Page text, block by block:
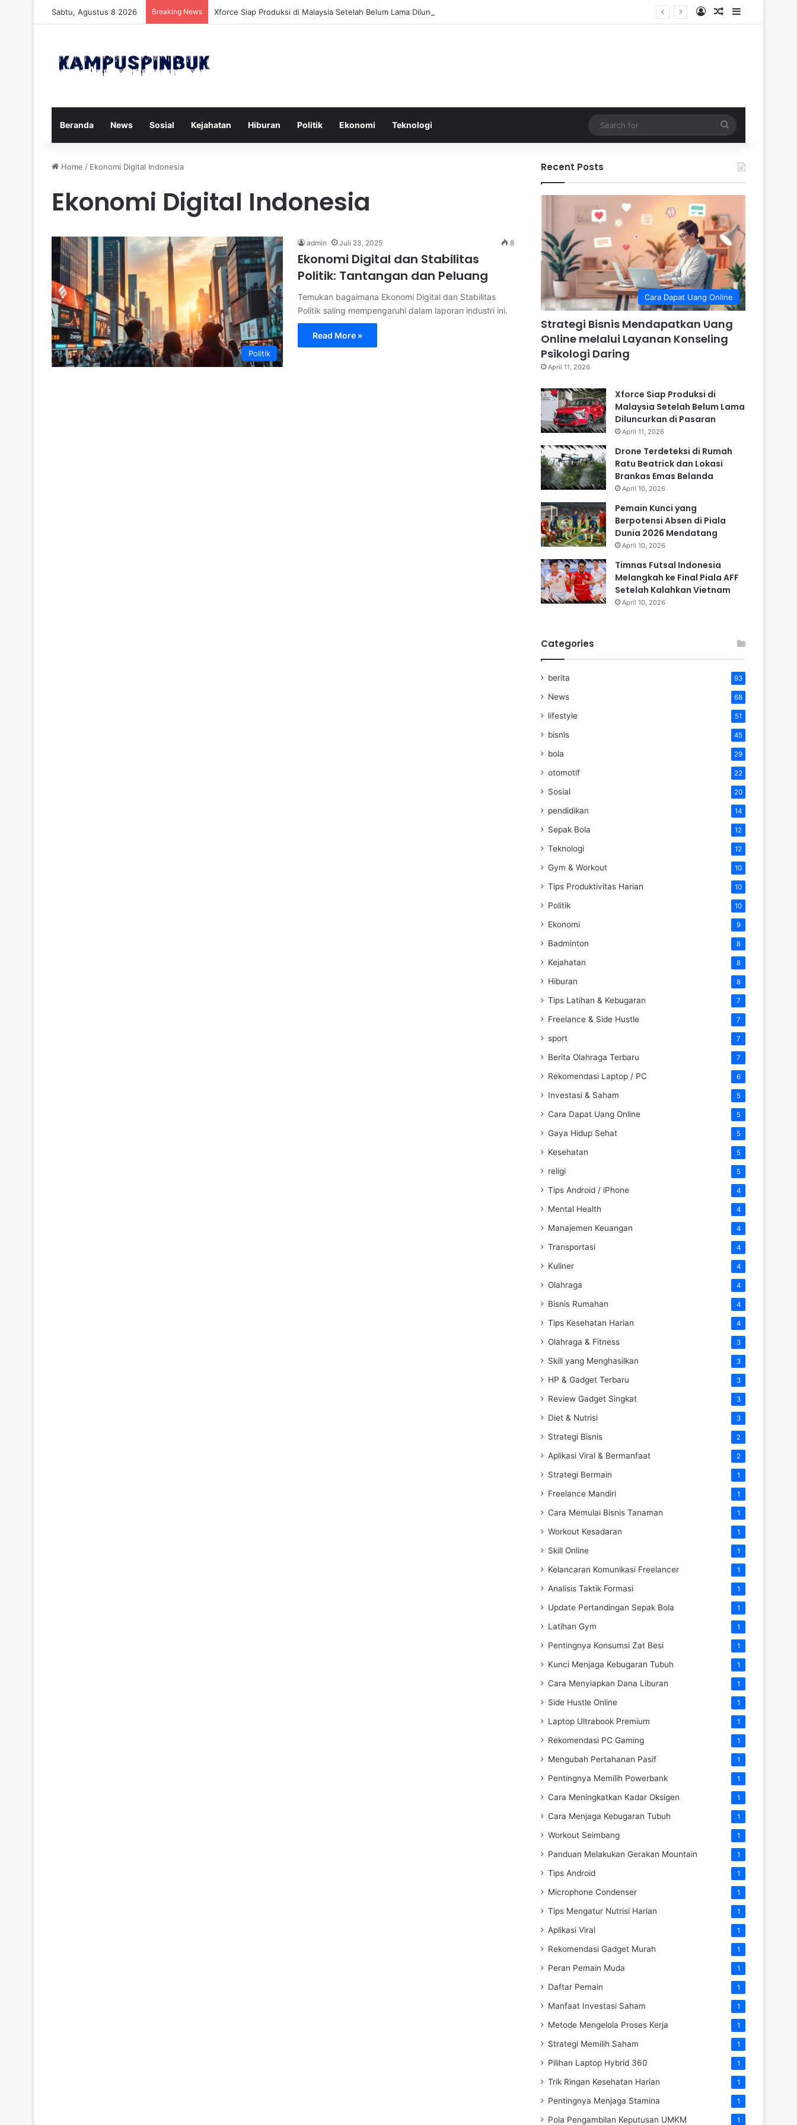
Sabtu, Agustus 8 2026 Breaking News Xforce Siap Produksi di Malaysia Setelah Belum Lama Diluncurkan di Pasaran Log InRandom Article
Sidebar
Beranda News Sosial Kejahatan Hiburan Politik Ekonomi Teknologi
for
Home / Ekonomi Digital Indonesia
Ekonomi Digital Indonesia
Politik
admin Juli 23, 2025 8
Ekonomi Digital dan Stabilitas
Politik: Tantangan dan Peluang
Temukan bagaimana Ekonomi Digital dan Stabilitas
Politik saling mempengaruhi dalam laporan industri ini.
Read More »
Recent Posts
Cara Dapat Uang Online
Strategi Bisnis Mendapatkan Uang
Online melalui Layanan Konseling
Psikologi Daring
April 11, 2026
Xforce Siap Produksi di
Malaysia Setelah Belum Lama
Diluncurkan di Pasaran
April 11, 2026
Drone Terdeteksi di Rumah
Ratu Beatrick dan Lokasi
Brankas Emas Belanda
April 10, 2026
Pemain Kunci yang
Berpotensi Absen di Piala
Dunia 2026 Mendatang
April 10, 2026
Timnas Futsal Indonesia
Melangkah ke Final Piala AFF
Setelah Kalahkan Vietnam
April 10, 2026
Categories
berita 93
News 68
lifestyle 51
bisnis 45
bola 29
otomotif 22
Sosial 20
pendidikan 14
Sepak Bola 12
Teknologi 12
Gym & Workout 10
Tips Produktivitas Harian 10
Politik 10
Ekonomi 9
Badminton 8
Kejahatan 8
Hiburan 8
Tips Latihan & Kebugaran 7
Freelance & Side Hustle 7
sport 7
Berita Olahraga Terbaru 7
Rekomendasi Laptop / PC 6
Investasi & Saham 5
Cara Dapat Uang Online 5
Gaya Hidup Sehat 5
Kesehatan 5
religi 5
Tips Android / iPhone 4
Mental Health 4
Manajemen Keuangan 4
Transportasi 4
Kuliner 4
Olahraga 4
Bisnis Rumahan 4
Tips Kesehatan Harian 4
Olahraga & Fitness 3
Skill yang Menghasilkan 3
HP & Gadget Terbaru 3
Review Gadget Singkat 3
Diet & Nutrisi 3
Strategi Bisnis 2
Aplikasi Viral & Bermanfaat 2
Strategi Bermain 1
Freelance Mandiri 1
Cara Memulai Bisnis Tanaman 1
Workout Kesadaran 1
Skill Online 1
Kelancaran Komunikasi Freelancer 1
Analisis Taktik Formasi 1
Update Pertandingan Sepak Bola 1
Latihan Gym 1
Pentingnya Konsumsi Zat Besi 1
Kunci Menjaga Kebugaran Tubuh 1
Cara Menyiapkan Dana Liburan 1
Side Hustle Online 1
Laptop Ultrabook Premium 1
Rekomendasi PC Gaming 1
Mengubah Pertahanan Pasif 1
Pentingnya Memilih Powerbank 1
Cara Meningkatkan Kadar Oksigen 1
Cara Menjaga Kebugaran Tubuh 1
Workout Seimbang 1
Panduan Melakukan Gerakan Mountain 1
Tips Android 1
Microphone Condenser 1
Tips Mengatur Nutrisi Harian 1
Aplikasi Viral 1
Rekomendasi Gadget Murah 1
Peran Pemain Muda 1
Daftar Pemain 1
Manfaat Investasi Saham 1
Metode Mengelola Proses Kerja 1
Strategi Memilih Saham 1
Pilihan Laptop Hybrid 360 1
Trik Ringan Kesehatan Harian 1
Pentingnya Menjaga Stamina 1
Pola Pengambilan Keputusan UMKM 1